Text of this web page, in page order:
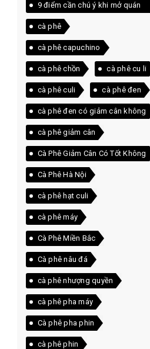
9 điểm cần chú ý khi mở quán
cà phê
cà phê
cà phê capuchino
cà phê chồn cà phê cu li
cà phê culi cà phê đen
cà phê đen có giảm cân không
cà phê giảm cân
Cà Phê Giảm Cân Có Tốt Không
Cà Phê Hà Nội
cà phê hạt culi
cà phê máy
Cà Phê Miền Bắc
Cà phê nâu đá
cà phê nhượng quyền
cà phê pha máy
Cà phê pha phin
cà phê phin